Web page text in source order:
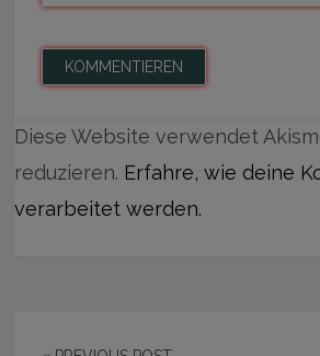
Diese Website verwendet
reduzieren. Erfahre, wie deine
verarbeitet werden.